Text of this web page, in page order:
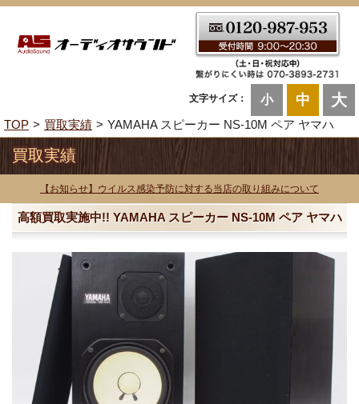
文字サイズ： 小 中 大
TOP 買取実績 YAMAHA スピーカー NS-10M ペア ヤマハ
買取実績
【お知らせ】ウイルス感染予防に対する当店の取り組みについて
高額買取実施中!! YAMAHA スピーカー NS-10M ペア ヤマハ